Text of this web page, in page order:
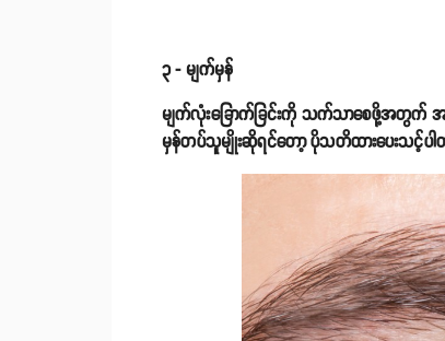
၃ - မျက်မှန်
မျက်လုံးခြောက်ခြင်းကို သက်သာစေဖို့အတွက်
မှန်တပ်သူမျိုးဆိုရင်တော့ ပိုသတိထားပေးသင့်ပ